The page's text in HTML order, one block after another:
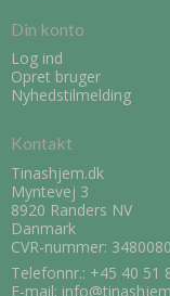
Din konto
Log ind
Opret bruger
Nyhedstilmelding
Kontakt
Tinashjem.dk
Myntevej 3
8920 Randers NV
Danmark
CVR-nummer:
Telefonnr.: +45 40 51
E-mail: